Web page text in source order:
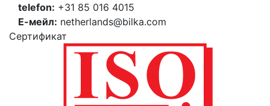
telefon: +31 85 016 4015
Е-мейл: netherlands@bilka.com
Cертификат